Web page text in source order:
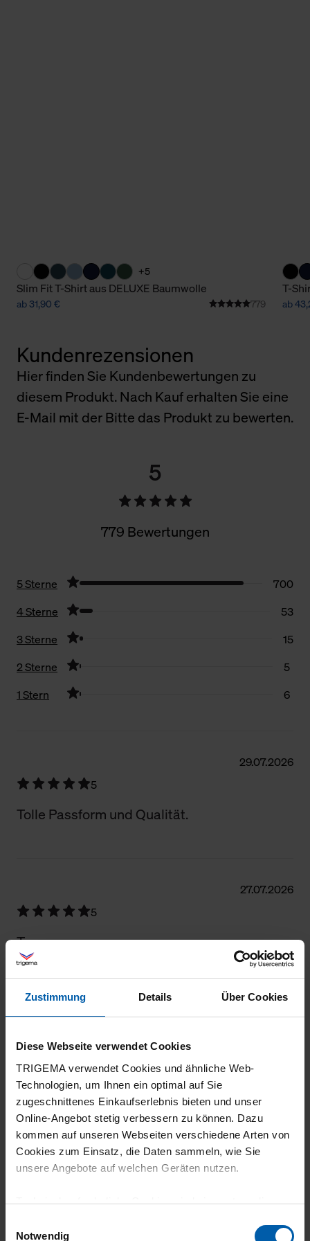
Zustimmung Details Über Cookies
Diese Webseite verwendet Cookies
TRIGEMA verwendet Cookies und ähnliche Web-
Technologien, um Ihnen ein optimal auf Sie
zugeschnittenes Einkaufserlebnis bieten und unser
Online-Angebot stetig verbessern zu können. Dazu
kommen auf unseren Webseiten verschiedene Arten von
Cookies zum Einsatz, die Daten sammeln, wie Sie
unsere Angebote auf welchen Geräten nutzen.
Technisch erforderliche Cookies sind eine notwendige
grundlegende Funktionen wie etwa zur Auswahl und
Notwendig
+5
Slim Fit T-Shirt aus DELUXE Baumwolle
ab 31,90 € 779
T-
ab
Kundenrezensionen
Hier finden Sie Kundenbewertungen zu
diesem Produkt. Nach Kauf erhalten Sie eine
E-Mail mit der Bitte das Produkt zu bewerten.
5
779 Bewertungen
5 Sterne
700
4 Sterne
53
3 Sterne
15
2 Sterne
5
1 Stern
6
29.07.2026
5
Tolle Passform und Qualität.
27.07.2026
5
Top
26.07.2026
Hallo, ein T-Shirt sieht auf den ersten Blick
immer gleich aus – doch am Ende kommt es
auf die Qualität an. Genau diese Qualität
habe ich bei Trigema gefunden. Das T-Shirt
aus 100 % Baumwolle überzeugt durch einen
hervorragenden Tragekomfort und eine
verkaufen, steht bei Trigema die Qualität im